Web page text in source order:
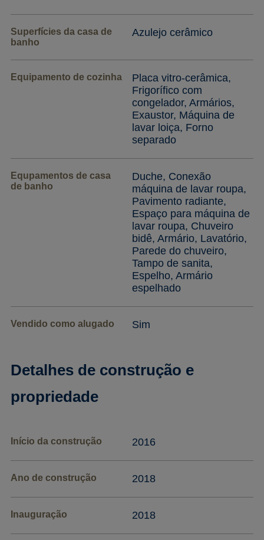
Superfícies da casa de
banho
Azulejo cerâmico
Equipamento de cozinha
Placa vitro-cerâmica,
Frigorífico com
congelador, Armários,
Exaustor, Máquina de
lavar loiça, Forno
separado
Equpamentos de casa
de banho
Duche, Conexão
máquina de lavar roupa,
Pavimento radiante,
Espaço para máquina de
lavar roupa, Chuveiro
bidê, Armário, Lavatório,
Parede do chuveiro,
Tampo de sanita,
Espelho, Armário
espelhado
Vendido como alugado Sim
Detalhes de construção e
propriedade
Início da construção 2016
Ano de construção 2018
Inauguração 2018